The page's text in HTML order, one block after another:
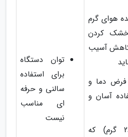
هوای گرم
کردن
کاهش آسیب
دما و
آسان و
وزن سبک (280 گرم) که
توان دستگاه
برای استفاده
سالنی و حرفه
ای مناسب
نیست